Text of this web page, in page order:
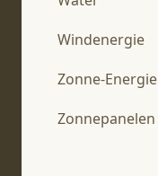
Windenergie
Zonne-Energie
Zonnepanelen